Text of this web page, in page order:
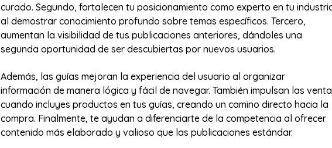
curado. Segundo, fortalecen tu posicionamiento como experto en tu
al demostrar conocimiento profundo sobre temas específicos. Tercero,
aumentan la visibilidad de tus publicaciones anteriores, dándoles una
segunda oportunidad de ser descubiertas por nuevos usuarios.
Además, las guías mejoran la experiencia del usuario al organizar
información de manera lógica y fácil de navegar. También impulsan las
cuando incluyes productos en tus guías, creando un camino directo hacia la
compra. Finalmente, te ayudan a diferenciarte de la competencia al ofrecer
contenido más elaborado y valioso que las publicaciones estándar.